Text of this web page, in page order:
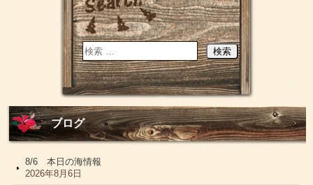
ブログ
8/6 本日の海情報
2026年8月6日